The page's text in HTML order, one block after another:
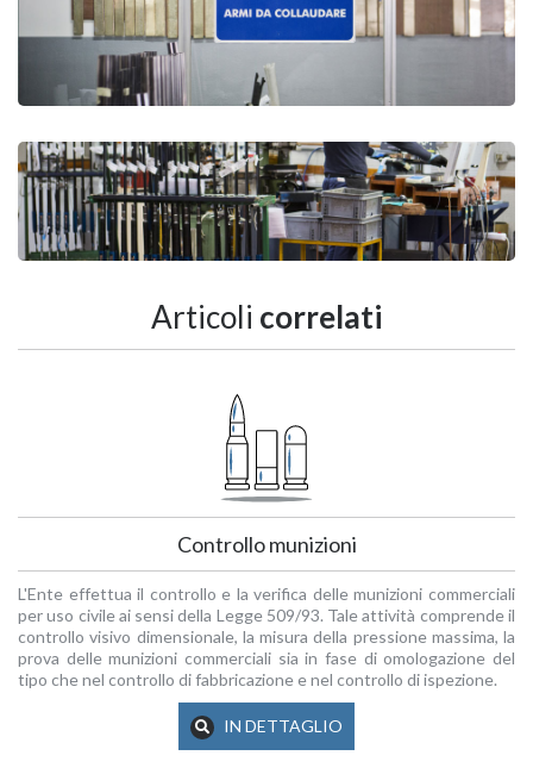
Articoli correlati
Controllo munizioni
L'Ente effettua il controllo e la verifica delle munizioni commerciali
per uso civile ai sensi della Legge 509/93. Tale attività comprende il
controllo visivo dimensionale, la misura della pressione massima, la
prova delle munizioni commerciali sia in fase di omologazione del
tipo che nel controllo di fabbricazione e nel controllo di ispezione.
IN DETTAGLIO